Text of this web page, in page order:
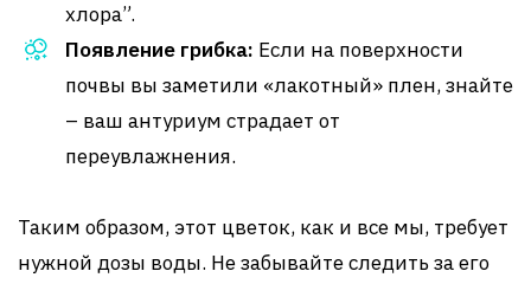
хлора”.
Появление грибка: Если на поверхности
почвы вы заметили «лакотный» плен, знайте
– ваш антуриум страдает от
переувлажнения.
Таким образом, этот цветок, как и все мы, требует
нужной дозы воды. Не забывайте следить за его